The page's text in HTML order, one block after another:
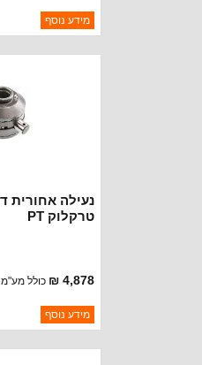
ברקוד: 9204443020
יצרן:POWERTRAX
מידע נוסף
טרקלוק PT
4,878 ₪ כולל מע"מ
ברקוד: 9204603520
יצרן:POWERTRAX
מידע נוסף